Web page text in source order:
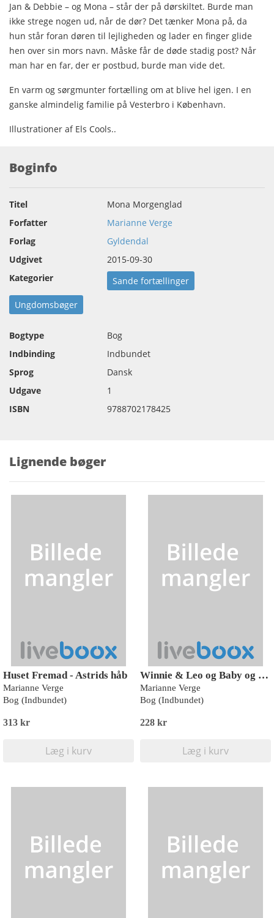
Jan & Debbie – og Mona – står der på dørskiltet. Burde man
ikke strege nogen ud, når de dør? Det tænker Mona på, da
hun står foran døren til lejligheden og lader en finger glide
hen over sin mors navn. Måske får de døde stadig post? Når
man har en far, der er postbud, burde man vide det.
En varm og sørgmunter fortælling om at blive hel igen. I en
ganske almindelig familie på Vesterbro i København.
Illustrationer af Els Cools..
Boginfo
Titel
Mona Morgenglad
Forfatter
Marianne Verge
Forlag
Gyldendal
Udgivet
2015-09-30
Kategorier
Sande fortællinger
Ungdomsbøger
Bogtype
Bog
Indbinding
Indbundet
Sprog
Dansk
Udgave
1
ISBN
9788702178425
Lignende bøger
Huset Fremad - Astrids håb
Marianne Verge
Bog (Indbundet)
313 kr
Læg i kurv
Winnie & Leo og Baby og Bøf
Marianne Verge
Bog (Indbundet)
228 kr
Læg i kurv